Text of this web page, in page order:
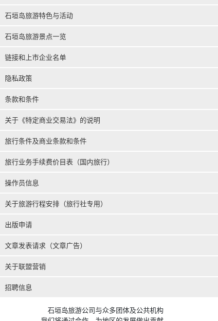
石垣岛旅游特色与活动
石垣岛旅游景点一览
链接和上市企业名单
隐私政策
条款和条件
关于《特定商业交易法》的说明
旅行条件及商业条款和条件
旅行业务手续费价目表（国内旅行）
操作员信息
关于旅游行程安排（旅行社专用）
出版申请
文章发表请求（文章广告）
关于联盟营销
招聘信息
石垣岛旅游公司与众多团体及公共机构